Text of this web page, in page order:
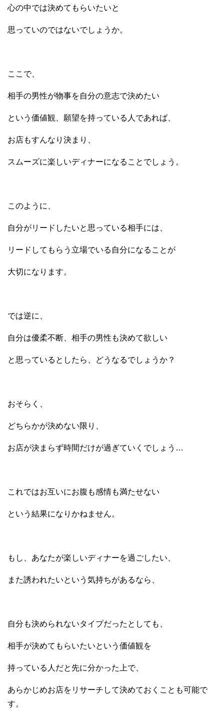
心の中では決めてもらいたいと
思っていのではないでしょうか。
ここで、
相手の男性が物事を自分の意志で決めたい
という価値観、願望を持っている人であれば、
お店もすんなり決まり、
スムーズに楽しいディナーになることでしょう。
このように、
自分がリードしたいと思っている相手には、
リードしてもらう立場でいる自分になることが
大切になります。
では逆に、
自分は優柔不断、相手の男性も決めて欲しい
と思っているとしたら、どうなるでしょうか？
おそらく、
どちらかが決めない限り、
お店が決まらず時間だけが過ぎていくでしょう…
これではお互いにお腹も感情も満たせない
という結果になりかねません。
もし、あなたが楽しいディナーを過ごしたい、
また誘われたいという気持ちがあるなら、
自分も決められないタイプだったとしても、
相手が決めてもらいたいという価値観を
持っている人だと先に分かった上で、
あらかじめお店をリサーチして決めておくことも可能で
す。